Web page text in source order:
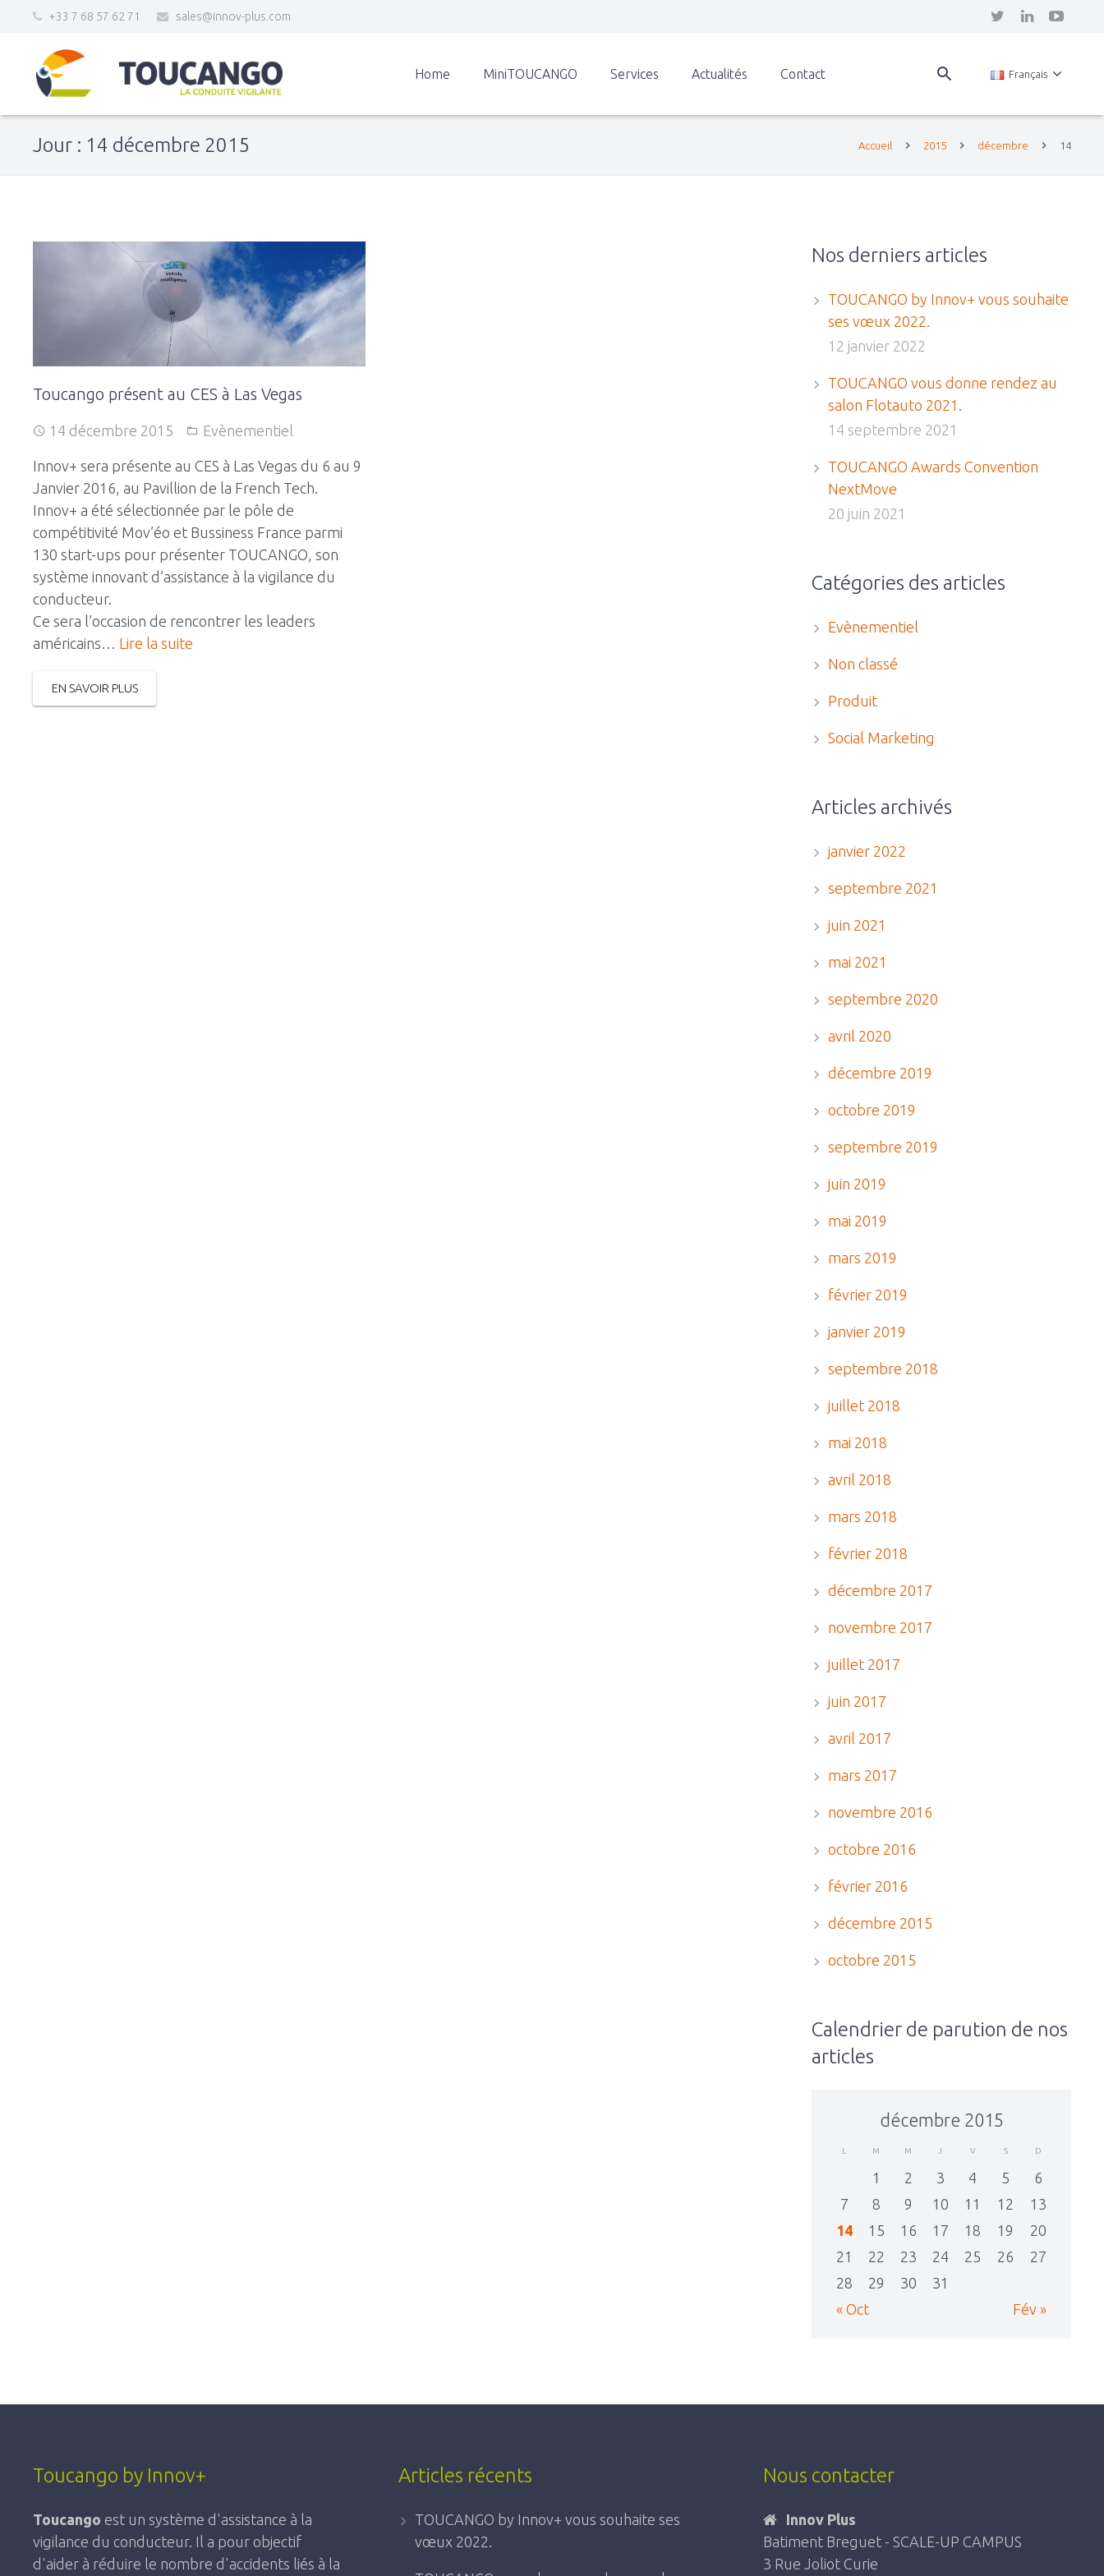
+33 7 68 57 62 71 sales@innov-plus.com
Home MiniTOUCANGO Services Actualités Contact Français
Jour : 14 décembre 2015 Accueil 2015 décembre 14
Toucango présent au CES à Las Vegas
14 décembre 2015 Evènementiel
Innov+ sera présente au CES à Las Vegas du 6 au 9
Janvier 2016, au Pavillion de la French Tech.
Innov+ a été sélectionnée par le pôle de
compétitivité Mov’éo et Bussiness France parmi
130 start-ups pour présenter TOUCANGO, son
système innovant d’assistance à la vigilance du
conducteur.
Ce sera l’occasion de rencontrer les leaders
américains… Lire la suite
EN SAVOIR PLUS
Nos derniers articles
TOUCANGO by Innov+ vous souhaite
ses vœux 2022.
12 janvier 2022
TOUCANGO vous donne rendez au
salon Flotauto 2021.
14 septembre 2021
TOUCANGO Awards Convention
NextMove
20 juin 2021
Catégories des articles
Evènementiel
Non classé
Produit
Social Marketing
Articles archivés
janvier 2022
septembre 2021
juin 2021
mai 2021
septembre 2020
avril 2020
décembre 2019
octobre 2019
septembre 2019
juin 2019
mai 2019
mars 2019
février 2019
janvier 2019
septembre 2018
juillet 2018
mai 2018
avril 2018
mars 2018
février 2018
décembre 2017
novembre 2017
juillet 2017
juin 2017
avril 2017
mars 2017
novembre 2016
octobre 2016
février 2016
décembre 2015
octobre 2015
Calendrier de parution de nos
articles
décembre 2015
L M M J V S D
« Oct Fév »
1 2 3 4 5
6
7
8 9 10 11 12
13
14
15 16 17 18 19
20
21
22 23 24 25 26
27
28
29 30 31
Toucango by Innov+
Toucango est un système d'assistance à la
vigilance du conducteur. Il a pour objectif
d'aider à réduire le nombre d'accidents liés à la
Articles récents
TOUCANGO by Innov+ vous souhaite ses
vœux 2022.
Nous contacter
Innov Plus
Batiment Breguet - SCALE-UP CAMPUS
3 Rue Joliot Curie